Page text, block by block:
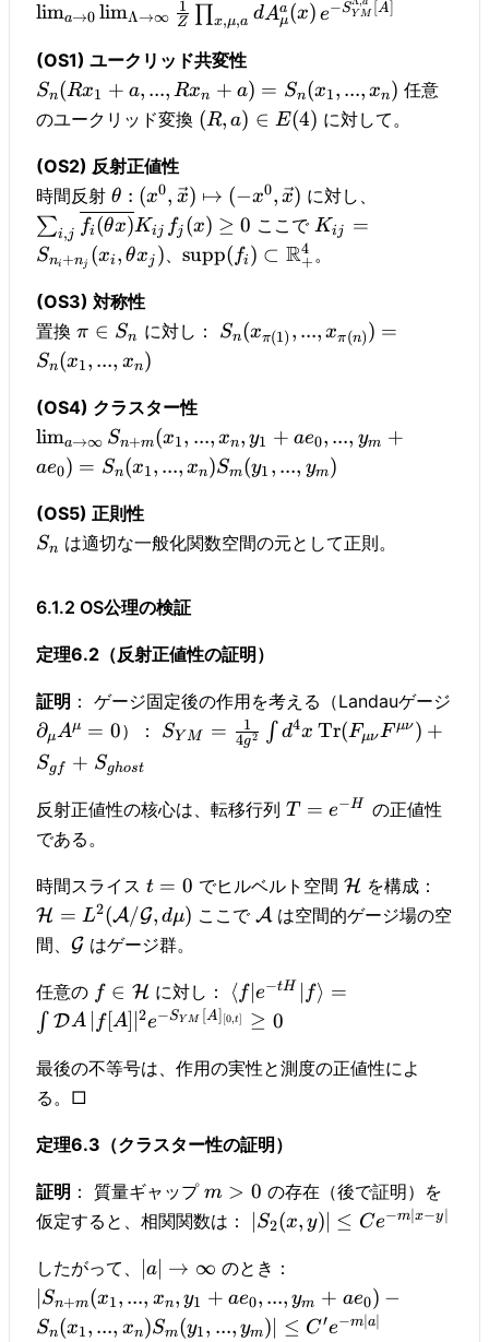
lima→0 limΛ→∞ Z
1 ∏x,μ,a dAμ
a (x) e−SY M [A]
(OS1) ユークリッド共変性
Sn(Rx1 + a, ..., Rxn + a) = Sn(x1, ..., xn) 任意
のユークリッド変換 (R, a) ∈ E(4) に対して。
(OS2) 反射正値性
時間反射 θ : (x0, x) ↦ (−x0, x) に対し、
∑i,j fi (θx)Kij fj (x) ≥ 0 ここで Kij =
Sni +nj (xi , θxj )、 supp( fi ) ⊂ R+
4 。
(OS3) 対称性
置換 π ∈ Sn に対し： Sn(xπ(1) , ..., xπ(n)) =
Sn(x1, ..., xn)
(OS4) クラスター性
lima→∞ Sn+m(x1, ..., xn, y1 + ae0, ..., ym +
ae0) = Sn(x1, ..., xn)Sm(y1 , ..., ym)
(OS5) 正則性
Sn は適切な一般化関数空間の元として正則。
6.1.2 OS公理の検証
定理6.2（反射正値性の証明）
証明 ： ゲージ固定後の作用を考える（Landauゲージ
∂μAμ = 0）： SY M = 4g2
1 ∫ d4x Tr(Fμν F μν ) +
Sgf + Sghost
反射正値性の核心は、転移行列 T = e−H
の正値性
である。
時間スライス t = 0 でヒルベルト空間 Hを構成：
H = L2(A/G, dμ) ここでA は空間的ゲージ場の空
間、 G はゲージ群。
任意の f ∈ H に対し： ⟨f ∣e−tH ∣ f⟩ =
∫ DA f[A] 2e−SY M [A] [0,t] ≥ 0
最後の不等号は、作用の実性と測度の正値性によ
る。□
定理6.3（クラスター性の証明）
証明 ： 質量ギャップ m > 0 の存在（後で証明）を
仮定すると、相関関数は： ∣S2(x, y)∣ ≤ Ce−m ∣x−y
したがって、 ∣a∣ → ∞ のとき：
∣Sn+m(x1, ..., xn, y1 + ae0, ..., ym + ae0) −
Sn(x1, ..., xn)Sm(y1, ..., ym)∣ ≤ C′e−m∣ a∣